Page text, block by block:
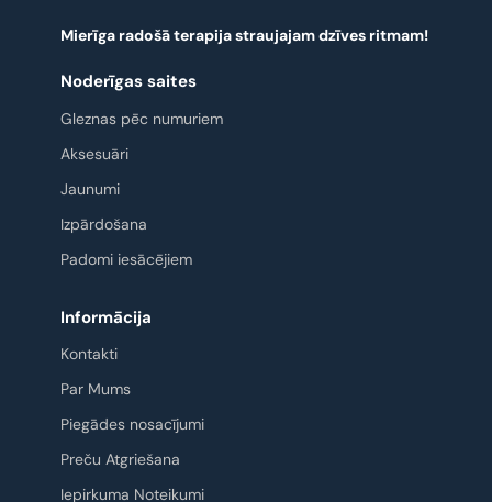
Mierīga radošā terapija straujajam dzīves ritmam!
Noderīgas saites
Gleznas pēc numuriem
Aksesuāri
Jaunumi
Izpārdošana
Padomi iesācējiem
Informācija
Kontakti
Par Mums
Piegādes nosacījumi
Preču Atgriešana
Iepirkuma Noteikumi